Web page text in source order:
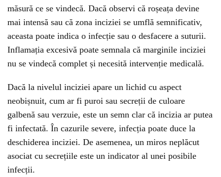
măsură ce se vindecă. Dacă observi că roșeața devine
mai intensă sau că zona inciziei se umflă semnificativ,
aceasta poate indica o infecție sau o desfacere a suturii.
Inflamația excesivă poate semnala că marginile inciziei
nu se vindecă complet și necesită intervenție medicală.
Dacă la nivelul inciziei apare un lichid cu aspect
neobișnuit, cum ar fi puroi sau secreții de culoare
galbenă sau verzuie, este un semn clar că incizia ar putea
fi infectată. În cazurile severe, infecția poate duce la
deschiderea inciziei. De asemenea, un miros neplăcut
asociat cu secrețiile este un indicator al unei posibile
infecții.